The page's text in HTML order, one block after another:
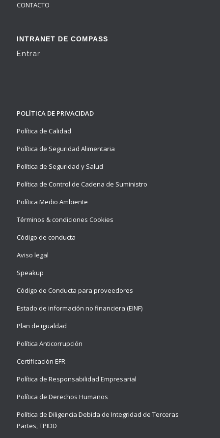
CONTACTO
INTRANET DE COMPASS
Entrar
POLÍTICA DE PRIVACIDAD
Política de Calidad
Política de Seguridad Alimentaria
Política de Seguridad y Salud
Política de Control de Cadena de Suministro
Política Medio Ambiente
Términos & condiciones Cookies
Código de conducta
Aviso legal
Speakup
Código de Conducta para proveedores
Estado de información no financiera (EINF)
Plan de igualdad
Política Anticorrupción
Certificación EFR
Política de Responsabilidad Empresarial
Política de Derechos Humanos
Política de Diligencia Debida de Integridad de Terceras
Partes, TPIDD